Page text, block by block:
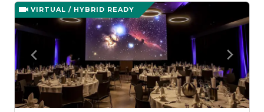
VIRTUAL / HYBRID READY